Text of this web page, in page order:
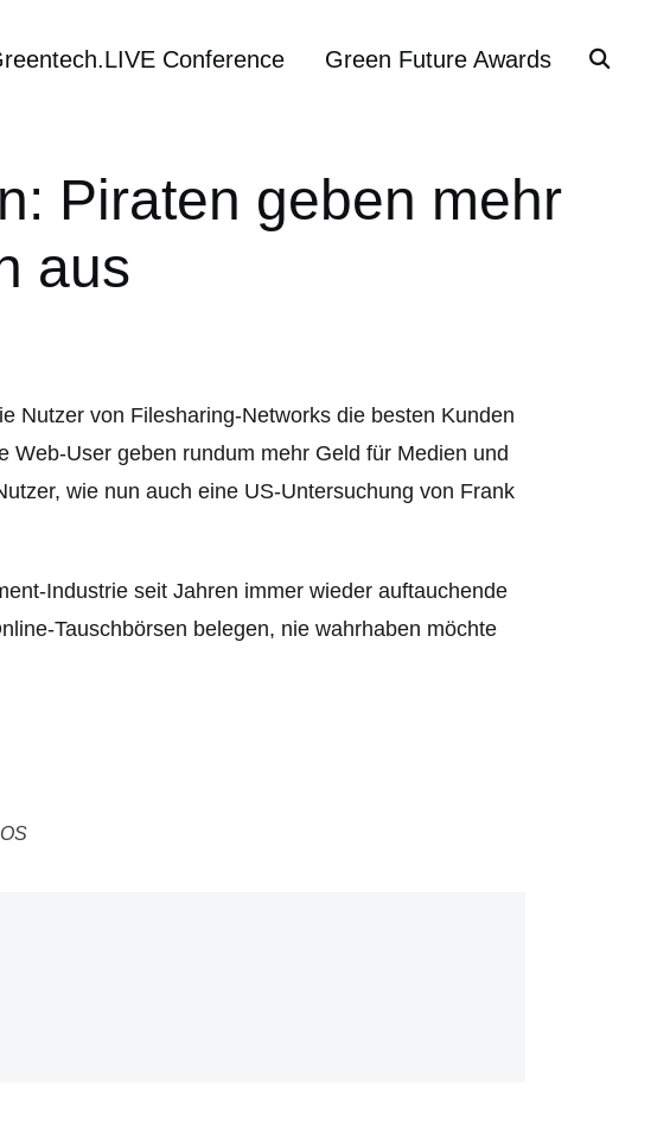
Conference Green Future Awards
Piraten geben mehr
aus
Nutzer von Filesharing-Networks die besten Kunden
User geben rundum mehr Geld für Medien und
wie nun auch eine US-Untersuchung von Frank
Industrie seit Jahren immer wieder auftauchende
Tauschbörsen belegen, nie wahrhaben möchte